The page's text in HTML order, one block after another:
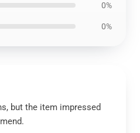
0%
0%
but the item impressed